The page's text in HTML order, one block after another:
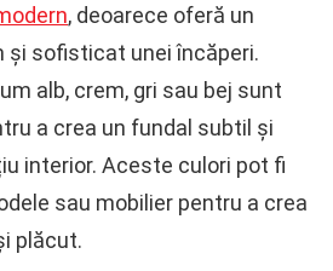
, deoarece oferă un
și sofisticat unei încăperi.
alb, crem, gri sau bej sunt
a crea un fundal subtil și
interior. Aceste culori pot fi
sau mobilier pentru a crea
plăcut.